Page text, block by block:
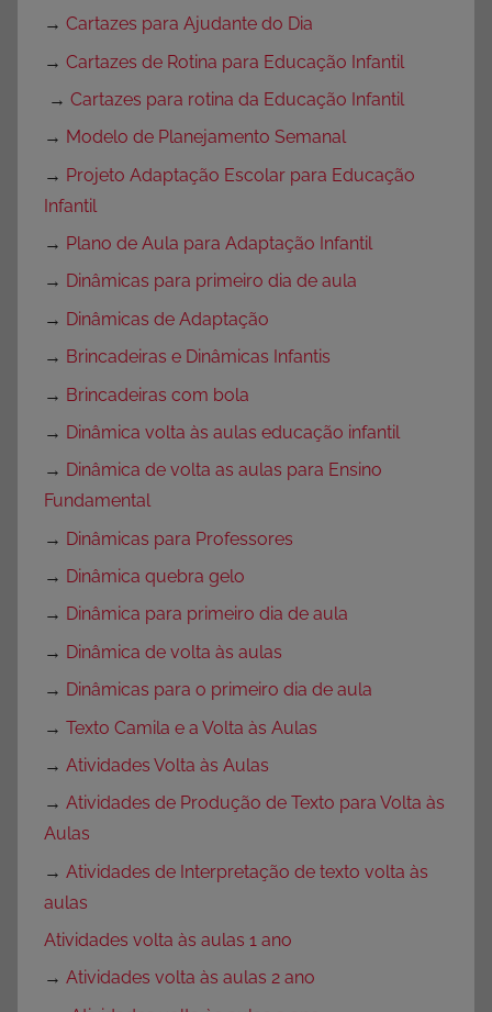
→ Cartazes para Ajudante do Dia
→ Cartazes de Rotina para Educação Infantil
→ Cartazes para rotina da Educação Infantil
→ Modelo de Planejamento Semanal
→ Projeto Adaptação Escolar para Educação
Infantil
→ Plano de Aula para Adaptação Infantil
→ Dinâmicas para primeiro dia de aula
→ Dinâmicas de Adaptação
→ Brincadeiras e Dinâmicas Infantis
→ Brincadeiras com bola
→ Dinâmica volta às aulas educação infantil
→ Dinâmica de volta as aulas para Ensino
Fundamental
→ Dinâmicas para Professores
→ Dinâmica quebra gelo
→ Dinâmica para primeiro dia de aula
→ Dinâmica de volta às aulas
→ Dinâmicas para o primeiro dia de aula
→ Texto Camila e a Volta às Aulas
→ Atividades Volta às Aulas
→ Atividades de Produção de Texto para Volta às
Aulas
→ Atividades de Interpretação de texto volta às
aulas
Atividades volta às aulas 1 ano
→ Atividades volta às aulas 2 ano